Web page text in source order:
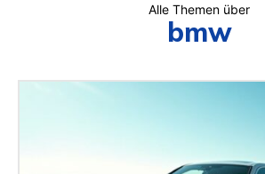
Alle Themen über
bmw